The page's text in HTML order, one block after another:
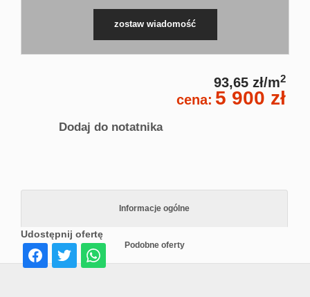
zostaw wiadomość
93,65 zł/m2
cena: 5 900 zł
Dodaj do notatnika
Udostępnij ofertę
Informacje ogólne
Podobne oferty